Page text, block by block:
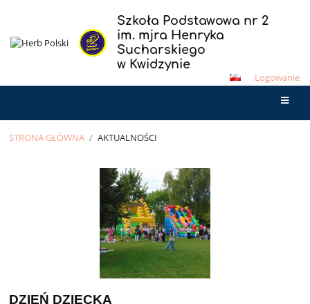
Szkoła Podstawowa nr 2
im. mjra Henryka
Sucharskiego
w Kwidzynie
Logowanie
STRONA GŁÓWNA / AKTUALNOŚCI
DZIEŃ DZIECKA